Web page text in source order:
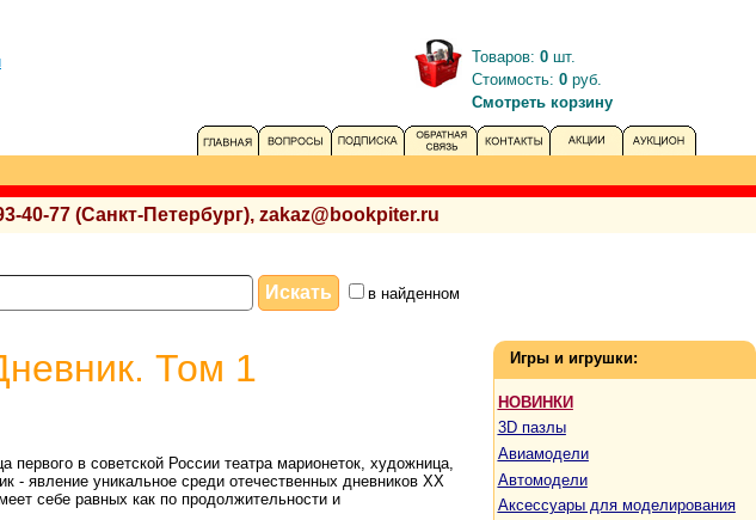
Товаров: 0 шт.
Стоимость: 0 руб.
Смотреть корзину
40-77 (Санкт-Петербург), zakaz@bookpiter.ru
в найденном
Том 1
в советской России театра марионеток, художница,
- явление уникальное среди отечественных дневников XX
себе равных как по продолжительности и
Игры и игрушки:
НОВИНКИ
3D пазлы
Авиамодели
Автомодели
Аксессуары для моделирования